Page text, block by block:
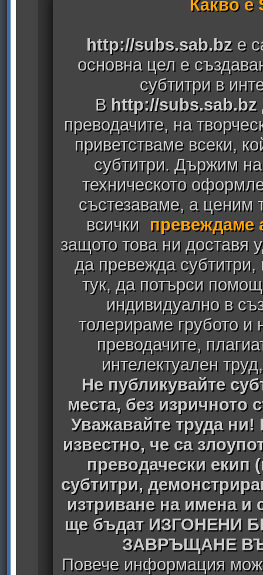
Какво е
http://subs.sab.bz е
основна цел е
субтитри в
В http://subs.sab.bz
преводачите, на
приветстваме всеки,
субтитри. Държим
техническото
състезаваме, а ценим
всички
превеждаме
защото това ни доставя
да превежда
тук, да потърси
индивидуално в
толерираме грубото
преводачите,
интелектуален
Не публикувайте
места, без изричното
Уважавайте труда ни!
известно, че са
преводачески екип
субтитри,
изтриване на имена
ще бъдат ИЗГОНЕНИ
ЗАВРЪЩАНЕ
Повече информация